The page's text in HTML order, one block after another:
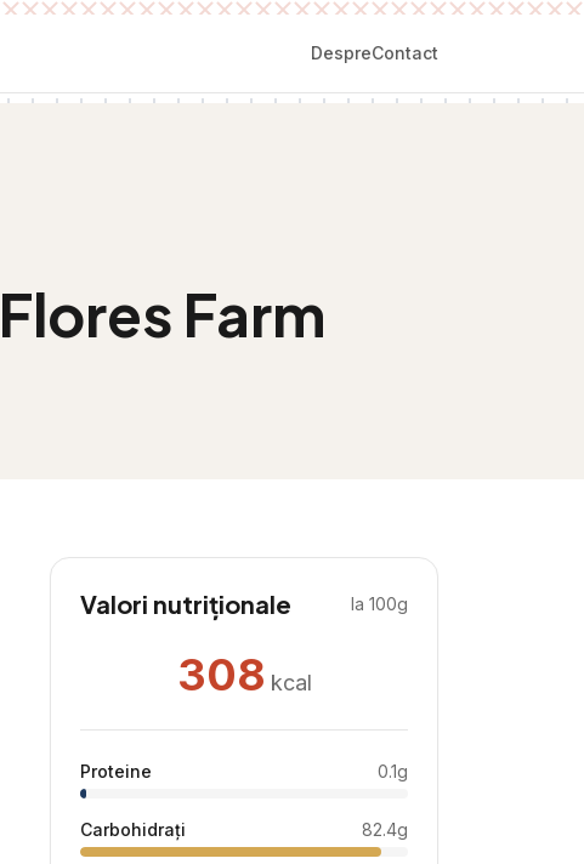
DespreContact
Farm
Valori nutriționale la 100g
308 kcal
Proteine 0.1g
Carbohidrați 82.4g